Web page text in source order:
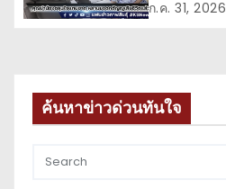
ก.ค. 31, 2026
ค้นหาข่าวด่วนทันใจ